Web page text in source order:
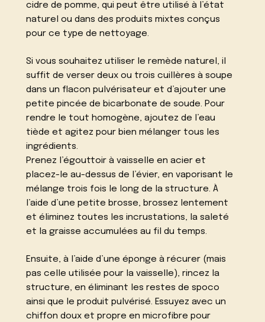
cidre de pomme, qui peut être utilisé à l’état
naturel ou dans des produits mixtes conçus
pour ce type de nettoyage.
Si vous souhaitez utiliser le remède naturel, il
suffit de verser deux ou trois cuillères à soupe
dans un flacon pulvérisateur et d’ajouter une
petite pincée de bicarbonate de soude. Pour
rendre le tout homogène, ajoutez de l’eau
tiède et agitez pour bien mélanger tous les
ingrédients.
Prenez l’égouttoir à vaisselle en acier et
placez-le au-dessus de l’évier, en vaporisant le
mélange trois fois le long de la structure. À
l’aide d’une petite brosse, brossez lentement
et éliminez toutes les incrustations, la saleté
et la graisse accumulées au fil du temps.
Ensuite, à l’aide d’une éponge à récurer (mais
pas celle utilisée pour la vaisselle), rincez la
structure, en éliminant les restes de spoco
ainsi que le produit pulvérisé. Essuyez avec un
chiffon doux et propre en microfibre pour